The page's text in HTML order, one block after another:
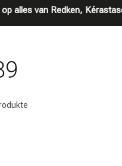
alles van Redken,